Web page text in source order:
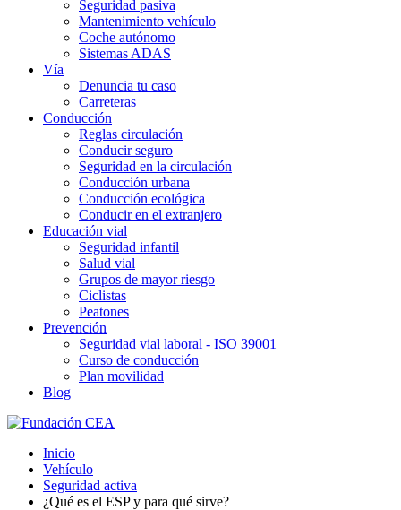
Seguridad pasiva
Mantenimiento vehículo
Coche autónomo
Sistemas ADAS
Vía
Denuncia tu caso
Carreteras
Conducción
Reglas circulación
Conducir seguro
Seguridad en la circulación
Conducción urbana
Conducción ecológica
Conducir en el extranjero
Educación vial
Seguridad infantil
Salud vial
Grupos de mayor riesgo
Ciclistas
Peatones
Prevención
Seguridad vial laboral - ISO 39001
Curso de conducción
Plan movilidad
Blog
Inicio
Vehículo
Seguridad activa
¿Qué es el ESP y para qué sirve?